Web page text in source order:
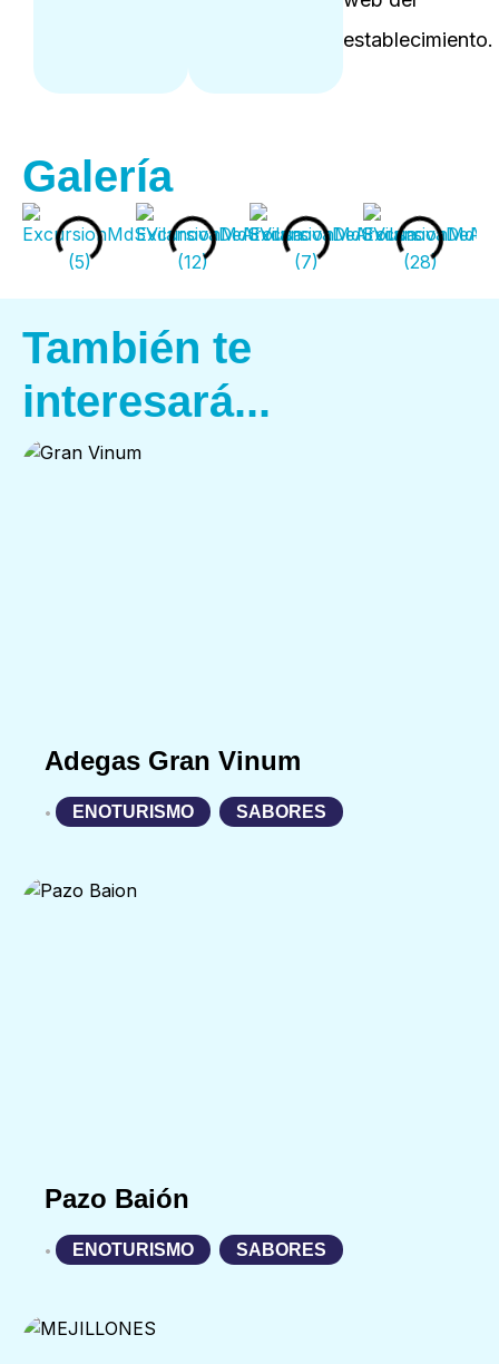
establecimiento.
Galería
También te
interesará...
Adegas Gran Vinum
• ENOTURISMO SABORES
Pazo Baión
• ENOTURISMO SABORES